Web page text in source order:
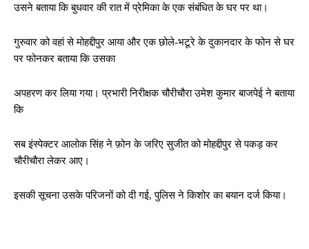
उसने बताया कि बुधवार की रात में प्रेमिका के एक संबंधित के घर पर था।
गुरुवार को वहां से मोहद्दीपुर आया और एक छोले-भटूरे के दुकानदार के फोन से घर
पर फोनकर बताया कि उसका
अपहरण कर लिया गया। प्रभारी निरीक्षक चौरीचौरा उमेश कुमार बाजपेई ने बताया
कि
सब इंस्पेक्टर आलोक सिंह ने फ़ोन के जरिए सुजीत को मोहद्दीपुर से पकड़ कर‌
चौरीचौरा लेकर आए।
इसकी सूचना उसके परिजनों को दी गई, पुलिस ने किशोर का बयान दर्ज किया।